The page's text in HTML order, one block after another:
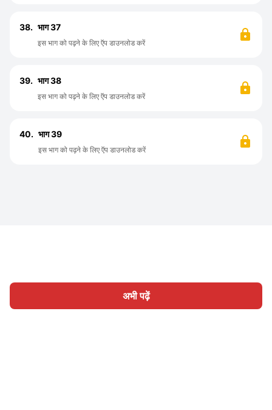
अभी पढ़ें
38. भाग 37
इस भाग को पढ़ने के लिए ऍप डाउनलोड करें
39. भाग 38
इस भाग को पढ़ने के लिए ऍप डाउनलोड करें
40. भाग 39
इस भाग को पढ़ने के लिए ऍप डाउनलोड करें
होम श्रेणी लिखिए लेख साइन इन